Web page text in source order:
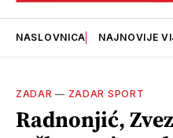
NASLOVNICA NAJNOVIJE
ZADAR — ZADAR SPORT
Radnonjić,